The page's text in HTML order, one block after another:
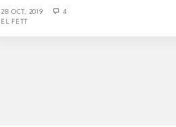
28 OCT, 2019
4
EL FETT